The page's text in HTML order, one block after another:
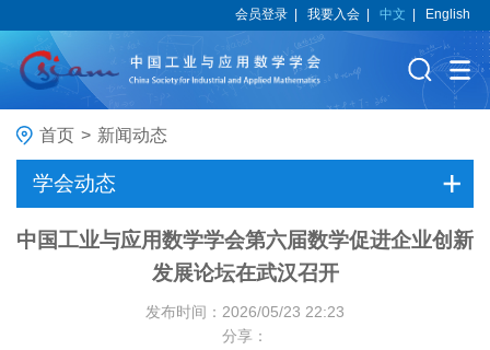
会员登录 |我要入会 |中文 English
首页 > 新闻动态
学会动态
中国工业与应用数学学会第六届数学促进企业创新
发展论坛在武汉召开
发布时间：2026/05/23 22:23
分享：